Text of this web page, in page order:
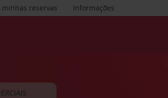
Informações
minhas reservas